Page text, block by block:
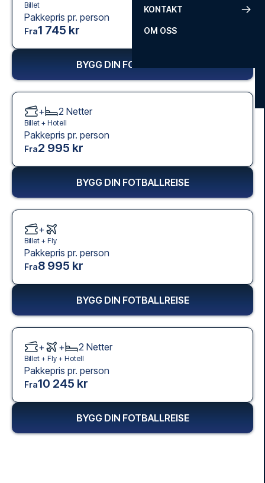
KONTAKT
OM OSS
Billet
Pakkepris pr. person
Fra1 745 kr
BYGG DIN FOTBALLREISE
+ 2 Netter
Billet + Hotell
Pakkepris pr. person
Fra2 995 kr
BYGG DIN FOTBALLREISE
+
Billet + Fly
Pakkepris pr. person
Fra8 995 kr
BYGG DIN FOTBALLREISE
+ + 2 Netter
Billet + Fly + Hotell
Pakkepris pr. person
Fra10 245 kr
BYGG DIN FOTBALLREISE